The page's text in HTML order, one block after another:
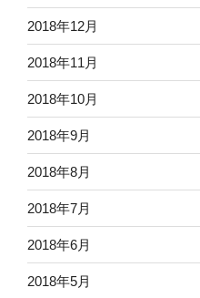
2018年12月
2018年11月
2018年10月
2018年9月
2018年8月
2018年7月
2018年6月
2018年5月